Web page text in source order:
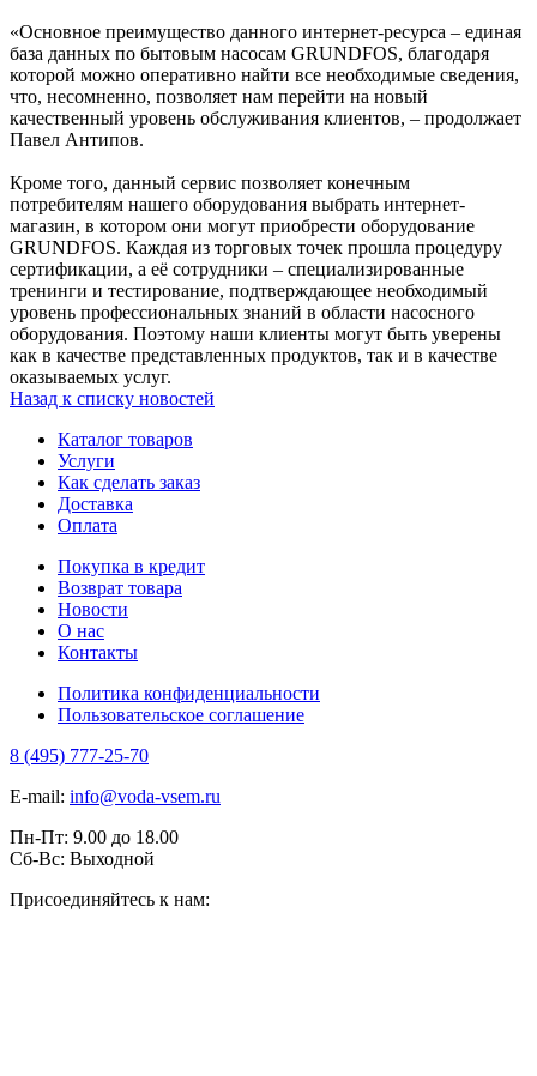
«Основное преимущество данного интернет-ресурса – единая
база данных по бытовым насосам GRUNDFOS, благодаря
которой можно оперативно найти все необходимые сведения,
что, несомненно, позволяет нам перейти на новый
качественный уровень обслуживания клиентов, – продолжает
Павел Антипов.
Кроме того, данный сервис позволяет конечным
потребителям нашего оборудования выбрать интернет-
магазин, в котором они могут приобрести оборудование
GRUNDFOS. Каждая из торговых точек прошла процедуру
сертификации, а её сотрудники – специализированные
тренинги и тестирование, подтверждающее необходимый
уровень профессиональных знаний в области насосного
оборудования. Поэтому наши клиенты могут быть уверены
как в качестве представленных продуктов, так и в качестве
оказываемых услуг.
Назад к списку новостей
Каталог товаров
Услуги
Как сделать заказ
Доставка
Оплата
Покупка в кредит
Возврат товара
Новости
О нас
Контакты
Политика конфиденциальности
Пользовательское соглашение
8 (495) 777-25-70
E-mail: info@voda-vsem.ru
Пн-Пт: 9.00 до 18.00
Сб-Вс: Выходной
Присоединяйтесь к нам: